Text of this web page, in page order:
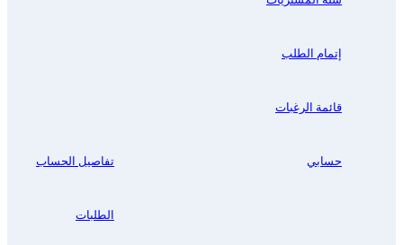
إتمام الطلب
قائمة الرغبات
حسابي تفاصيل الحساب
الطلبات